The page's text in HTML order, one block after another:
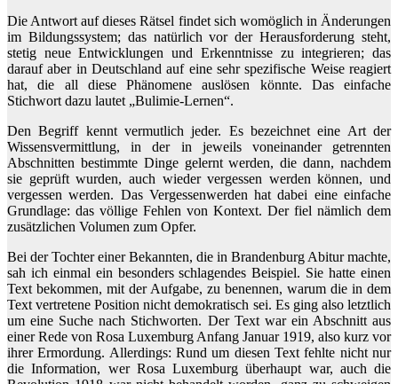
Die Antwort auf dieses Rätsel findet sich womöglich in Änderungen
im Bildungssystem; das natürlich vor der Herausforderung steht,
stetig neue Entwicklungen und Erkenntnisse zu integrieren; das
darauf aber in Deutschland auf eine sehr spezifische Weise reagiert
hat, die all diese Phänomene auslösen könnte. Das einfache
Stichwort dazu lautet „Bulimie-Lernen“.
Den Begriff kennt vermutlich jeder. Es bezeichnet eine Art der
Wissensvermittlung, in der in jeweils voneinander getrennten
Abschnitten bestimmte Dinge gelernt werden, die dann, nachdem
sie geprüft wurden, auch wieder vergessen werden können, und
vergessen werden. Das Vergessenwerden hat dabei eine einfache
Grundlage: das völlige Fehlen von Kontext. Der fiel nämlich dem
zusätzlichen Volumen zum Opfer.
Bei der Tochter einer Bekannten, die in Brandenburg Abitur machte,
sah ich einmal ein besonders schlagendes Beispiel. Sie hatte einen
Text bekommen, mit der Aufgabe, zu benennen, warum die in dem
Text vertretene Position nicht demokratisch sei. Es ging also letztlich
um eine Suche nach Stichworten. Der Text war ein Abschnitt aus
einer Rede von Rosa Luxemburg Anfang Januar 1919, also kurz vor
ihrer Ermordung. Allerdings: Rund um diesen Text fehlte nicht nur
die Information, wer Rosa Luxemburg überhaupt war, auch die